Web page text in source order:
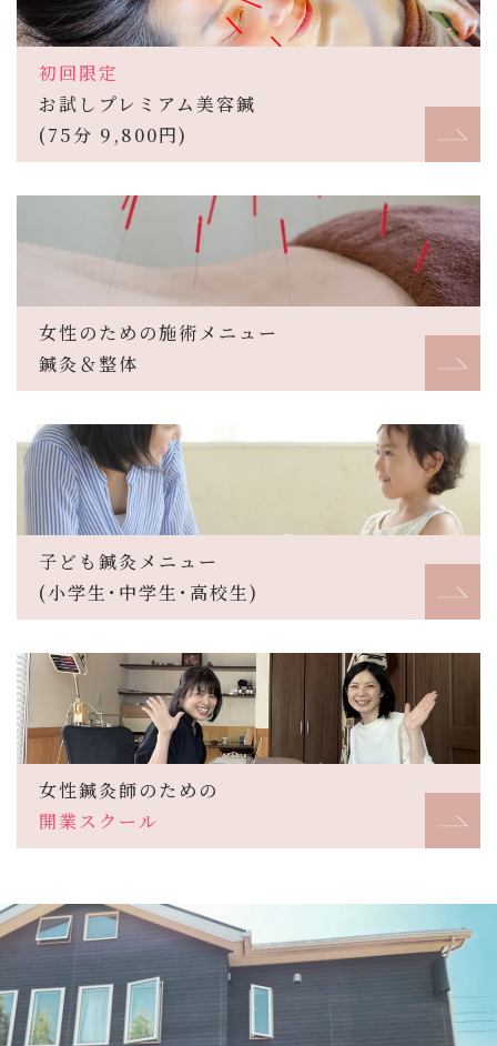
初回限定
お試しプレミアム美容鍼
(75分 9,800円)
女性のための施術メニュー
鍼灸＆整体
子ども鍼灸メニュー
(小学生･中学生･高校生)
女性鍼灸師のための
開業スクール